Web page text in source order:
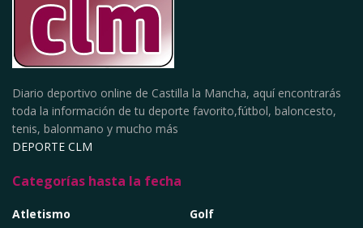
Diario deportivo online de Castilla la Mancha, aquí encontrarás
toda la información de tu deporte favorito,fútbol, baloncesto,
tenis, balonmano y mucho más
DEPORTE CLM
Categorías hasta la fecha
Atletismo
Golf